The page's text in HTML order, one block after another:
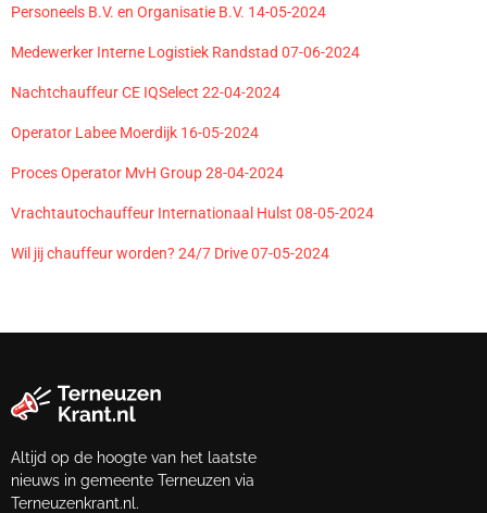
Personeels B.V. en Organisatie B.V. 14-05-2024
Medewerker Interne Logistiek Randstad 07-06-2024
Nachtchauffeur CE IQSelect 22-04-2024
Operator Labee Moerdijk 16-05-2024
Proces Operator MvH Group 28-04-2024
Vrachtautochauffeur Internationaal Hulst 08-05-2024
Wil jij chauffeur worden? 24/7 Drive 07-05-2024
Altijd op de hoogte van het laatste
nieuws in gemeente Terneuzen via
Terneuzenkrant.nl.